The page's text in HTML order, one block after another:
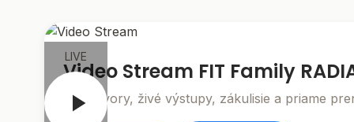
LIVE
Video Stream FIT Family
Rozhovory, živé výstupy, zákulisie a priame